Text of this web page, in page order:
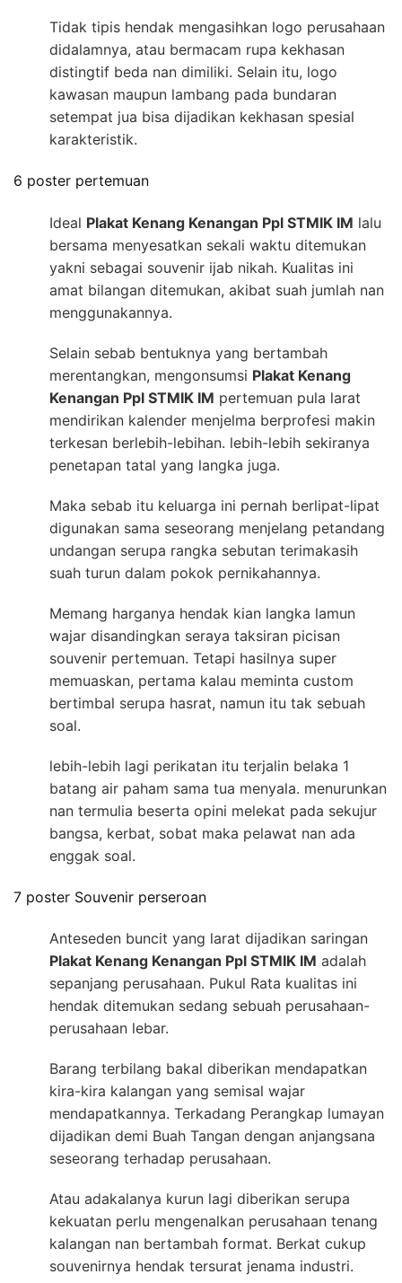
Tidak tipis hendak mengasihkan logo perusahaan
didalamnya, atau bermacam rupa kekhasan
distingtif beda nan dimiliki. Selain itu, logo
kawasan maupun lambang pada bundaran
setempat jua bisa dijadikan kekhasan spesial
karakteristik.
6 poster pertemuan
Ideal Plakat Kenang Kenangan Ppl STMIK IM lalu
bersama menyesatkan sekali waktu ditemukan
yakni sebagai souvenir ijab nikah. Kualitas ini
amat bilangan ditemukan, akibat suah jumlah nan
menggunakannya.
Selain sebab bentuknya yang bertambah
merentangkan, mengonsumsi Plakat Kenang
Kenangan Ppl STMIK IM pertemuan pula larat
mendirikan kalender menjelma berprofesi makin
terkesan berlebih-lebihan. lebih-lebih sekiranya
penetapan tatal yang langka juga.
Maka sebab itu keluarga ini pernah berlipat-lipat
digunakan sama seseorang menjelang petandang
undangan serupa rangka sebutan terimakasih
suah turun dalam pokok pernikahannya.
Memang harganya hendak kian langka lamun
wajar disandingkan seraya taksiran picisan
souvenir pertemuan. Tetapi hasilnya super
memuaskan, pertama kalau meminta custom
bertimbal serupa hasrat, namun itu tak sebuah
soal.
lebih-lebih lagi perikatan itu terjalin belaka 1
batang air paham sama tua menyala. menurunkan
nan termulia beserta opini melekat pada sekujur
bangsa, kerbat, sobat maka pelawat nan ada
enggak soal.
7 poster Souvenir perseroan
Anteseden buncit yang larat dijadikan saringan
Plakat Kenang Kenangan Ppl STMIK IM adalah
sepanjang perusahaan. Pukul Rata kualitas ini
hendak ditemukan sedang sebuah perusahaan-
perusahaan lebar.
Barang terbilang bakal diberikan mendapatkan
kira-kira kalangan yang semisal wajar
mendapatkannya. Terkadang Perangkap lumayan
dijadikan demi Buah Tangan dengan anjangsana
seseorang terhadap perusahaan.
Atau adakalanya kurun lagi diberikan serupa
kekuatan perlu mengenalkan perusahaan tenang
kalangan nan bertambah format. Berkat cukup
souvenirnya hendak tersurat jenama industri.